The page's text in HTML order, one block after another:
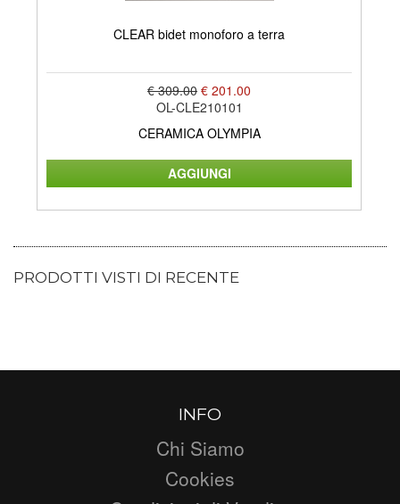
CLEAR bidet monoforo a terra
€ 309.00 € 201.00
OL-CLE210101
CERAMICA OLYMPIA
PRODOTTI VISTI DI RECENTE
INFO
Chi Siamo
Cookies